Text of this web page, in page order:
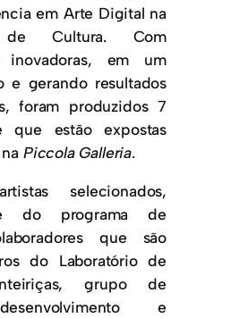
em Arte Digital na
Cultura. Com
inovadoras, em um
e gerando resultados
foram produzidos 7
que estão expostas
Piccola Galleria.
selecionados,
do programa de
que são
do Laboratório de
grupo de
e